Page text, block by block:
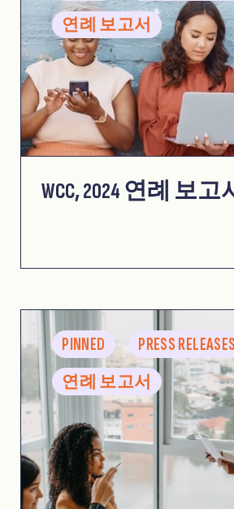
연례 보고서
WCC, 2024 연례 보
PINNED
PRESS RELEASES
연례 보고서